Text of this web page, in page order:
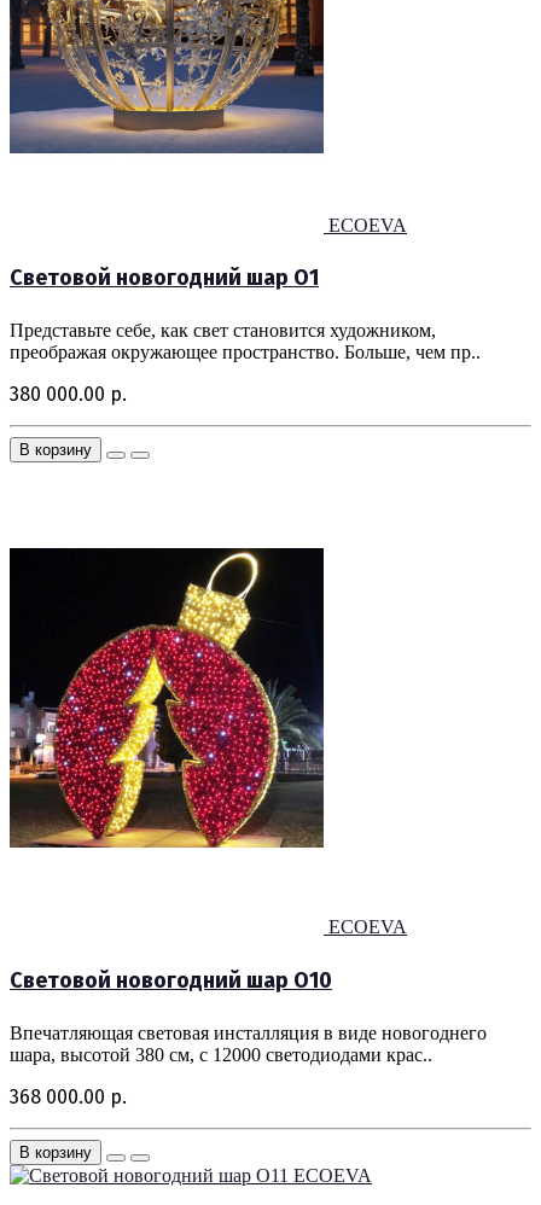
ECOEVA
Световой новогодний шар O1
Представьте себе, как свет становится художником,
преображая окружающее пространство. Больше, чем пр..
380 000.00 р.
В корзину
ECOEVA
Световой новогодний шар O10
Впечатляющая световая инсталляция в виде новогоднего
шара, высотой 380 см, с 12000 светодиодами крас..
368 000.00 р.
В корзину
ECOEVA